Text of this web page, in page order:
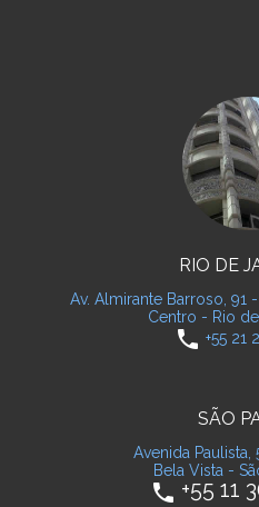
RIO DE
Av. Almirante Barroso, 91
Centro - Rio
phone +55 21
SÃO
Avenida Paulista,
Bela Vista -
phone +55 11